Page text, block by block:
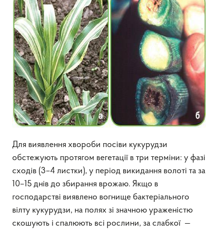
Для виявлення хвороби посіви кукурудзи
обстежують протягом вегетації в три терміни: у фазі
сходів (3–4 листки), у період викидання волоті та за
10–15 днів до збирання врожаю. Якщо в
господарстві виявлено вогнище бактеріального
вілту кукурудзи, на полях зі значною ураженістю
скошують і спалюють всі рослини, за слабкої —